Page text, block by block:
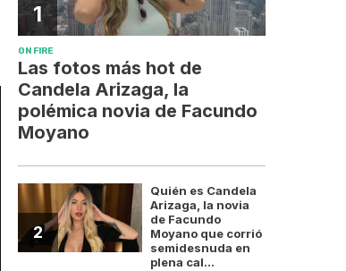
1
ON FIRE
Las fotos más hot de
Candela Arizaga, la
polémica novia de Facundo
Moyano
2
Quién es Candela
Arizaga, la novia
de Facundo
Moyano que corrió
semidesnuda en
plena cal...